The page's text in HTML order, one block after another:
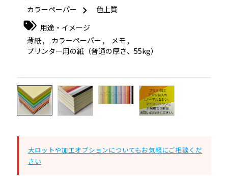
カラーペーパー
色上質
用途・イメージ
薄紙 , カラーペーパー , メモ ,
プリンター用の紙（普通の厚さ、55kg）
← →
大ロットや加工オプションについてもお気軽にご相談くだ
さい